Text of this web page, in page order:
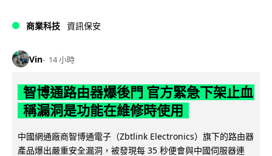
商業科技 資訊保安
Vin 14 小時
智博通路由器爆後門 官方緊急下架止血
稱漏洞是功能在維修時使用
中國網通廠商智博通電子（Zbtlink Electronics）旗下的路由器
產品爆出嚴重安全漏洞，被發現每 35 秒便會與中國伺服器連